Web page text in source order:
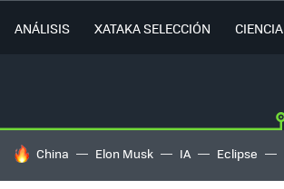
ANÁLISIS XATAKA SELECCIÓN CIENCIA
HOY SE HABLA DE
China Elon Musk IA Eclipse